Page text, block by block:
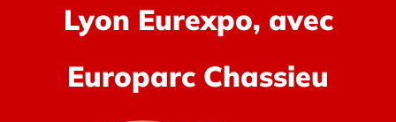
Lyon Eurexpo, avec
Europarc Chassieu